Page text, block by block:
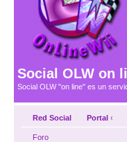
Social OLW on
Social OLW "on line" es un
Red Social Portal ‹
Foro